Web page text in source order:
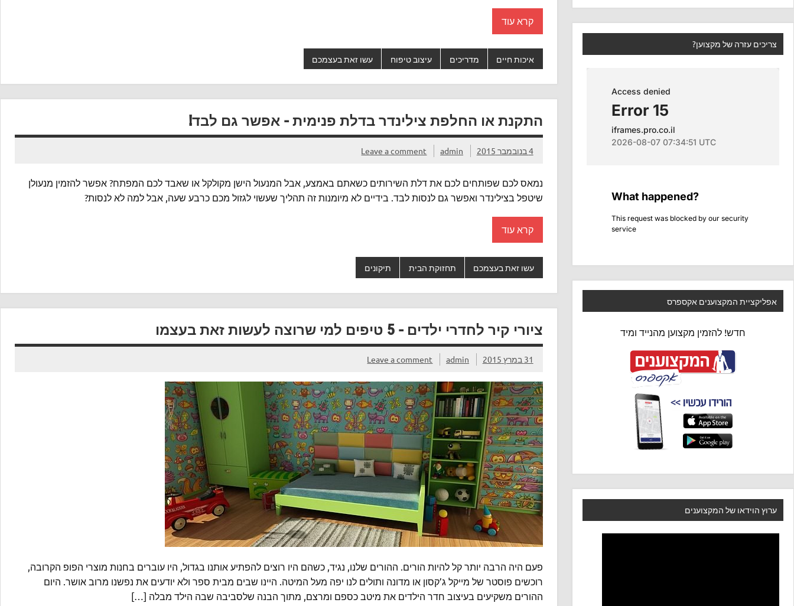
קרא עוד
איכות חיים מדריכים עיצוב טיפוח עשו זאת בעצמכם
התקנת או החלפת צילינדר בדלת פנימית – אפשר גם לבד!
4 בנובמבר 2015 admin
Leave a comment
נמאס לכם שפותחים לכם את דלת השירותים כשאתם באמצע, אבל המנעול הישן מקולקל או שאבד לכם המפתח? אפשר להזמין מנעולן
שיטפל בצילינדר ואפשר גם לנסות לבד. בידיים לא מיומנות זה תהליך שעשוי לגזול מכם כרבע שעה, אבל למה לא לנסות?
קרא עוד
עשו זאת בעצמכם תחזוקת הבית תיקונים
ציורי קיר לחדרי ילדים – 5 טיפים למי שרוצה לעשות זאת בעצמו
31 במרץ 2015 admin
Leave a comment
פעם היה הרבה יותר קל להיות הורים. ההורים שלנו, נגיד, כשהם היו רוצים להפתיע אותנו בגדול, היו עוברים בחנות מוצרי הפופ הקרובה,
רוכשים פוסטר של מייקל ג’קסון או מדונה ותולים לנו יפה מעל המיטה. היינו שבים מבית ספר ולא יודעים את נפשנו מרוב אושר. היום
ההורים משקיעים בעיצוב חדר הילדים את מיטב כספם ומרצם, מתוך הבנה שלסביבה שבה הילד מבלה […]
צריכים עזרה של מקצוען?
אפליקציית המקצוענים אקספרס
חדש! להזמין מקצוען מהנייד ומיד
ערוץ הוידאו של המקצוענים